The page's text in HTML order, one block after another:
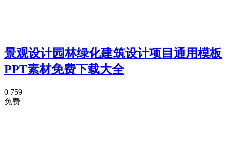
景观设计园林绿化建筑设计项目通用模板
PPT素材免费下载大全
0 759
免费